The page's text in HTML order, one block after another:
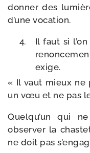
don­ner des
d’une vocation.
Il faut si
exige.
« Il vaut mieux
un vœu et ne pas
Quelqu’un qui
obser­ver la
ne doit pas